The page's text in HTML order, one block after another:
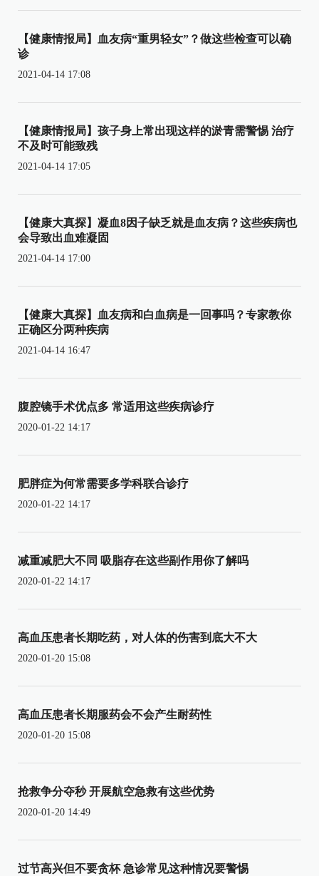
【健康情报局】血友病“重男轻女”？做这些检查可以确
诊
2021-04-14 17:08
【健康情报局】孩子身上常出现这样的淤青需警惕 治疗
不及时可能致残
2021-04-14 17:05
【健康大真探】凝血8因子缺乏就是血友病？这些疾病也
会导致出血难凝固
2021-04-14 17:00
【健康大真探】血友病和白血病是一回事吗？专家教你
正确区分两种疾病
2021-04-14 16:47
腹腔镜手术优点多 常适用这些疾病诊疗
2020-01-22 14:17
肥胖症为何常需要多学科联合诊疗
2020-01-22 14:17
减重减肥大不同 吸脂存在这些副作用你了解吗
2020-01-22 14:17
高血压患者长期吃药，对人体的伤害到底大不大
2020-01-20 15:08
高血压患者长期服药会不会产生耐药性
2020-01-20 15:08
抢救争分夺秒 开展航空急救有这些优势
2020-01-20 14:49
过节高兴但不要贪杯 急诊常见这种情况要警惕